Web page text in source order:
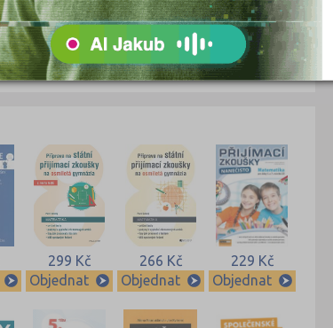
299 Kč
Objednat
266 Kč
Objednat
229 Kč
Objednat